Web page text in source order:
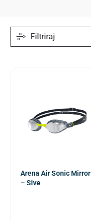
Filtriraj
Arena Air Sonic Mirror
– Sive